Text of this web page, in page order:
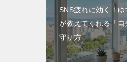
SNS疲れに効く！
が教えてくれる「
守り方